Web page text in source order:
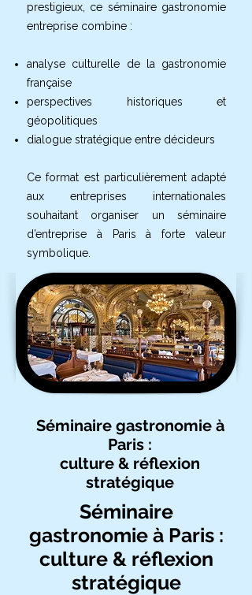
prestigieux, ce séminaire gastronomie
entreprise combine :
analyse culturelle de la gastronomie
française
perspectives historiques et
géopolitiques
dialogue stratégique entre décideurs
Ce format est particulièrement adapté
aux entreprises internationales
souhaitant organiser un séminaire
d’entreprise à Paris à forte valeur
symbolique.
Séminaire gastronomie à
Paris :
culture & réflexion
stratégique
Séminaire
gastronomie à Paris :
culture & réflexion
stratégique